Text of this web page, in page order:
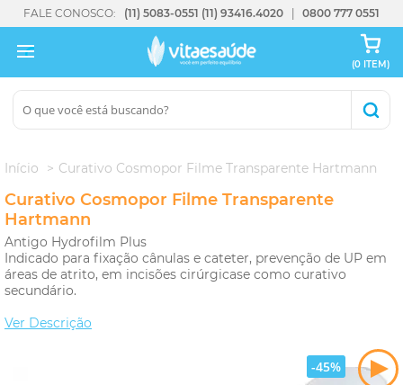
FALE CONOSCO: (11) 5083-0551 (11) 93416.4020 0800 777 0551
(0 ITEM)
Início Curativo Cosmopor Filme Transparente Hartmann
Curativo Cosmopor Filme Transparente
Hartmann
Antigo Hydrofilm Plus
Indicado para fixação cânulas e cateter, prevenção de UP em
áreas de atrito, em incisões cirúrgicase como curativo
secundário.
Ver Descrição
-45%